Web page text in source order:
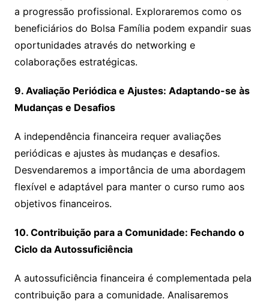
a progressão profissional. Exploraremos como os
beneficiários do Bolsa Família podem expandir suas
oportunidades através do networking e
colaborações estratégicas.
9. Avaliação Periódica e Ajustes: Adaptando-se às
Mudanças e Desafios
A independência financeira requer avaliações
periódicas e ajustes às mudanças e desafios.
Desvendaremos a importância de uma abordagem
flexível e adaptável para manter o curso rumo aos
objetivos financeiros.
10. Contribuição para a Comunidade: Fechando o
Ciclo da Autossuficiência
A autossuficiência financeira é complementada pela
contribuição para a comunidade. Analisaremos